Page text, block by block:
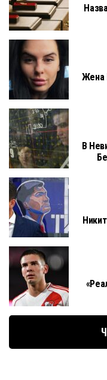
Жена
В